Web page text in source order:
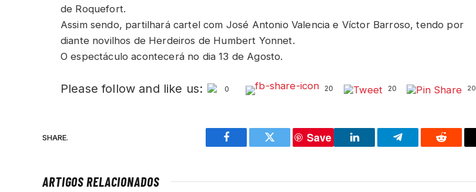
de Roquefort.
Assim sendo, partilhará cartel com José Antonio Valencia e Víctor Barroso, tendo por
diante novilhos de Herdeiros de Humbert Yonnet.
O espectáculo acontecerá no dia 13 de Agosto.
Please follow and like us: 0 20 20 20
SHARE.
Facebook Twitter
Save
LinkedIn Telegram Reddit
ARTIGOS RELACIONADOS